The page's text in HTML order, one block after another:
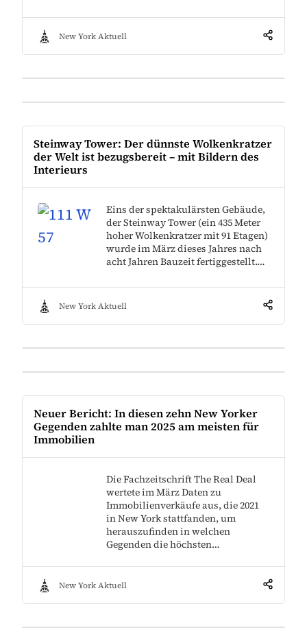
New York Aktuell
Steinway Tower: Der dünnste Wolkenkratzer
der Welt ist bezugsbereit – mit Bildern des
Interieurs
Eins der spektakulärsten Gebäude,
der Steinway Tower (ein 435 Meter
hoher Wolkenkratzer mit 91 Etagen)
wurde im März dieses Jahres nach
acht Jahren Bauzeit fertiggestellt.…
New York Aktuell
Neuer Bericht: In diesen zehn New Yorker
Gegenden zahlte man 2025 am meisten für
Immobilien
Die Fachzeitschrift The Real Deal
wertete im März Daten zu
Immobilienverkäufe aus, die 2021
in New York stattfanden, um
herauszufinden in welchen
Gegenden die höchsten…
New York Aktuell